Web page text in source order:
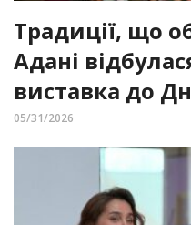
Традиції, що
Адані
виставка до
05/31/2026